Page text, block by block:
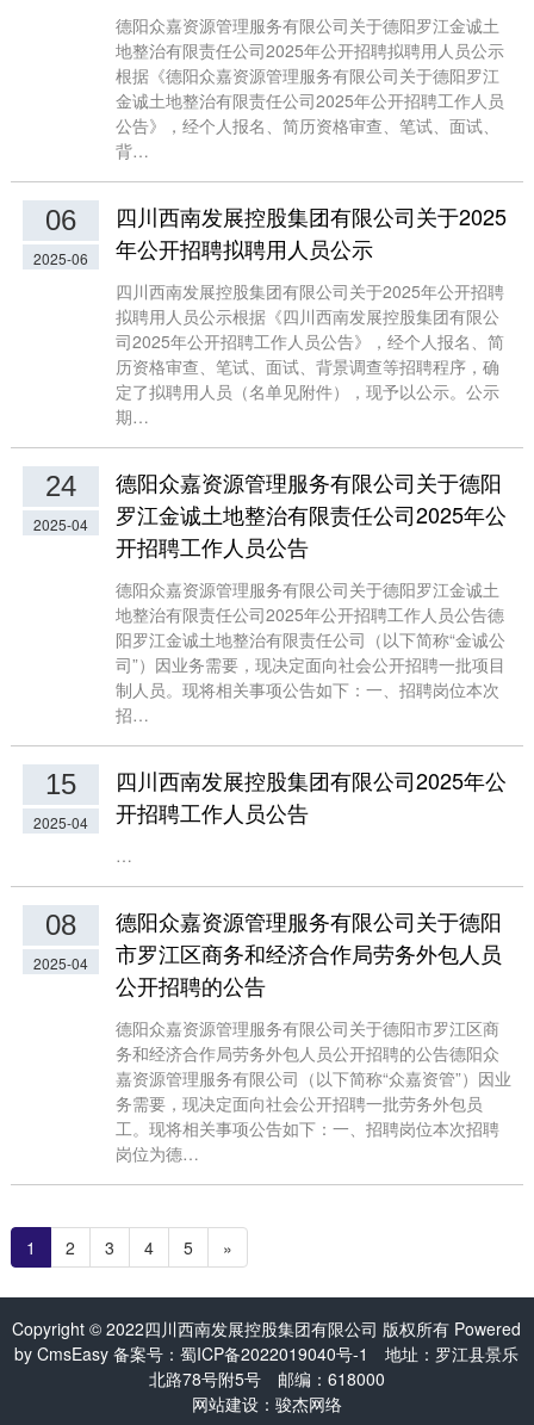
德阳众嘉资源管理服务有限公司关于德阳罗江金诚土
地整治有限责任公司2025年公开招聘拟聘用人员公示
根据《德阳众嘉资源管理服务有限公司关于德阳罗江
金诚土地整治有限责任公司2025年公开招聘工作人员
公告》，经个人报名、简历资格审查、笔试、面试、
背…
06
2025-06
四川西南发展控股集团有限公司关于2025
年公开招聘拟聘用人员公示
四川西南发展控股集团有限公司关于2025年公开招聘
拟聘用人员公示根据《四川西南发展控股集团有限公
司2025年公开招聘工作人员公告》，经个人报名、简
历资格审查、笔试、面试、背景调查等招聘程序，确
定了拟聘用人员（名单见附件），现予以公示。公示
期…
24
2025-04
德阳众嘉资源管理服务有限公司关于德阳
罗江金诚土地整治有限责任公司2025年公
开招聘工作人员公告
德阳众嘉资源管理服务有限公司关于德阳罗江金诚土
地整治有限责任公司2025年公开招聘工作人员公告德
阳罗江金诚土地整治有限责任公司（以下简称“金诚公
司”）因业务需要，现决定面向社会公开招聘一批项目
制人员。现将相关事项公告如下：一、招聘岗位本次
招…
15
2025-04
四川西南发展控股集团有限公司2025年公
开招聘工作人员公告
…
08
2025-04
德阳众嘉资源管理服务有限公司关于德阳
市罗江区商务和经济合作局劳务外包人员
公开招聘的公告
德阳众嘉资源管理服务有限公司关于德阳市罗江区商
务和经济合作局劳务外包人员公开招聘的公告德阳众
嘉资源管理服务有限公司（以下简称“众嘉资管”）因业
务需要，现决定面向社会公开招聘一批劳务外包员
工。现将相关事项公告如下：一、招聘岗位本次招聘
岗位为德…
1 2 3 4 5 »
Copyright © 2022四川西南发展控股集团有限公司 版权所有 Powered
byCmsEasy 备案号：蜀ICP备2022019040号-1
地址：罗江县景乐
北路78号附5号 邮编：618000
网站建设： 骏杰网络